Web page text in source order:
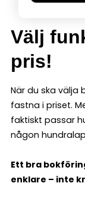
Välj
pris!
När du ska
fastna i priset.
faktiskt passar
någon
Ett bra
enklare – inte